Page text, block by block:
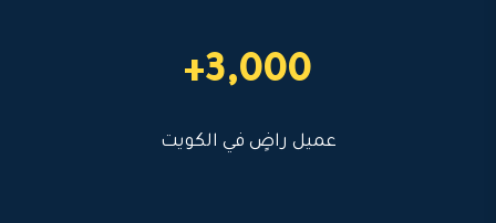
3,000+
عميل راضٍ في الكويت